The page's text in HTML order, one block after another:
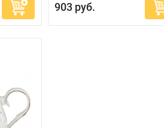
903 руб.